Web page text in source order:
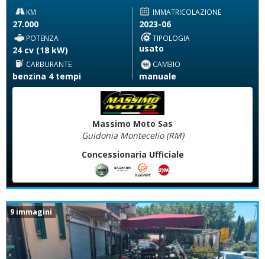
KM
27.000
IMMATRICOLAZIONE
2023-06
POTENZA
24 cv (18 kW)
TIPOLOGIA
usato
CARBURANTE
benzina 4 tempi
CAMBIO
manuale
Massimo Moto Sas
Guidonia Montecelio (RM)
Concessionaria Ufficiale
9 immagini